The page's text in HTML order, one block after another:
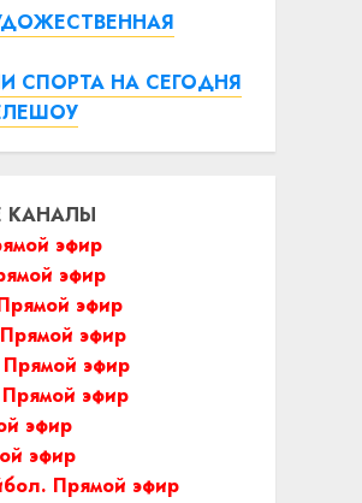
СПОРТА НА СЕГОДНЯ
КАНАЛЫ
эфир
эфир
эфир
эфир
эфир
эфир
эфир
эфир
Прямой эфир